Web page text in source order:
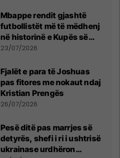
Mbappe rendit gjashtë
futbollistët më të mëdhenj
në historinë e Kupës së
Botës, Messi mbetet i dyti
23/07/2026
Fjalët e para të Joshuas
pas fitores me nokaut ndaj
Kristian Prengës
26/07/2026
Pesë ditë pas marrjes së
detyrës, shefi i ri i ushtrisë
ukrainase urdhëron